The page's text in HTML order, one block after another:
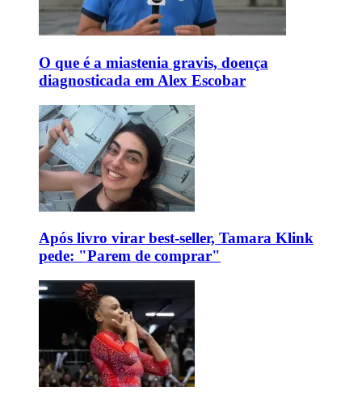
O que é a miastenia gravis, doença
diagnosticada em Alex Escobar
Após livro virar best-seller, Tamara Klink
pede: "Parem de comprar"